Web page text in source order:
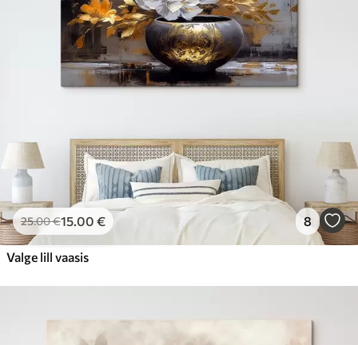
25.00€15.00 € 8
Valge lill vaasis